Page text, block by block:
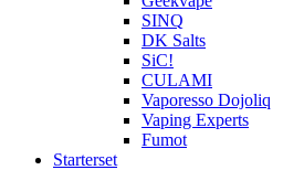
SINQ
DK Salts
SiC!
CULAMI
Vaporesso Dojoliq
Vaping Experts
Fumot
Starterset